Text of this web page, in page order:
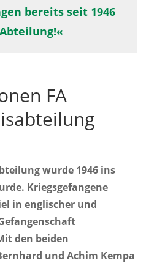
bereits seit 1946
FA
wurde 1946 ins
Kriegsgefangene
in englischer und
den beiden
und Achim Kempa